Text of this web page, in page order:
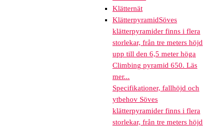
Klätternät
KlätterpyramidSöves
klätterpyramider finns i flera
storlekar, från tre meters höjd
upp till den 6,5 meter höga
Climbing pyramid 650. Läs
mer...
Specifikationer, fallhöjd och
ytbehov Söves
klätterpyramider finns i flera
storlekar, från tre meters höjd